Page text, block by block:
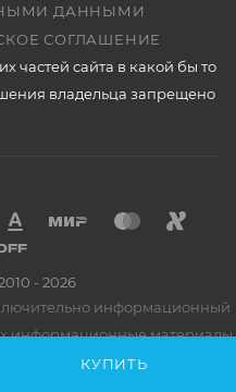
КУПИТЬ
ДАННЫМИ
СОГЛАШЕНИЕ
частей сайта в какой бы то
владельца запрещено
- 2026
информационный
информационные материалы
публичной офертой,
437 Гражданского кодекса